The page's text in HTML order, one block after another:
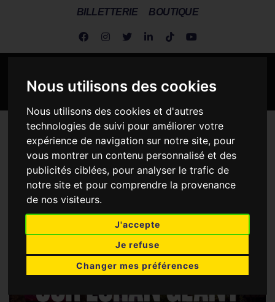
Nous utilisons des cookies
Nous utilisons des cookies et d'autres
technologies de suivi pour améliorer votre
expérience de navigation sur notre site, pour
vous montrer un contenu personnalisé et des
publicités ciblées, pour analyser le trafic de
notre site et pour comprendre la provenance
de nos visiteurs.
J'accepte
Je refuse
Changer mes préférences
BILLETTERIE BOUTIQUE
Metz Handball > Actualités
Diffusion sur écran géant aux
Frigos !
DIFFUSION SUR ÉCRAN
GÉANT AUX FRIGOS !